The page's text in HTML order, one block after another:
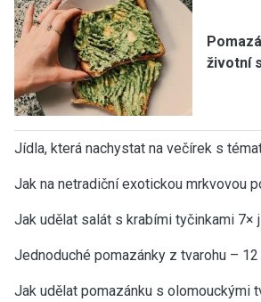
životní
Jídla, která nachystat na večírek s
Jak na netradiční exotickou mrkvovou
Jak udělat salát s krabími tyčinkami 7×
Jednoduché pomazánky z tvarohu –
Jak udělat pomazánku s olomouckými